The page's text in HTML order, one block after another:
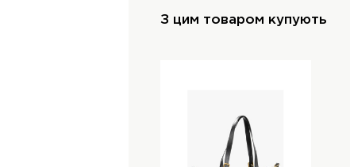
З цим товаром купують